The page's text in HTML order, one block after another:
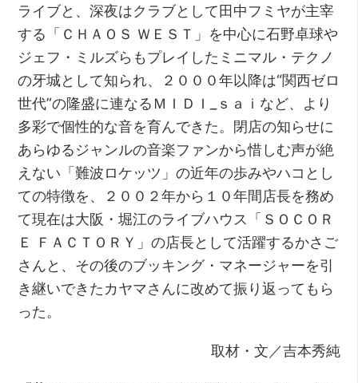
ライブと、深夜はクラブとして田中フミヤが主宰
する「ＣＨＡＯＳ ＷＥＳＴ」を中心に石野卓球や
ジェフ・ミルズらもプレイしたミニマル・テクノ
の牙城として知られ、２０００年以降は“関西ゼロ
世代”の隆盛に連なるＭＩＤＩ_ｓａｉなど、より
多彩で個性的な音を育んできた。閉店の知らせに
あらゆるジャンルの音楽ファンから惜しむ声が絶
えない「難波ロケッツ」の近年の歩みやハコとし
ての特徴を、２００２年から１０年間店長を務め
て現在は大阪・堀江のライブハウス「ＳＯＣＯＲ
Ｅ ＦＡＣＴＯＲＹ」の店長として活躍するかさご
さんと、その後のブッキング・マネージャーを引
き継いできたカヤマさんに改めて振り返ってもら
った。
取材・文／吉本秀純